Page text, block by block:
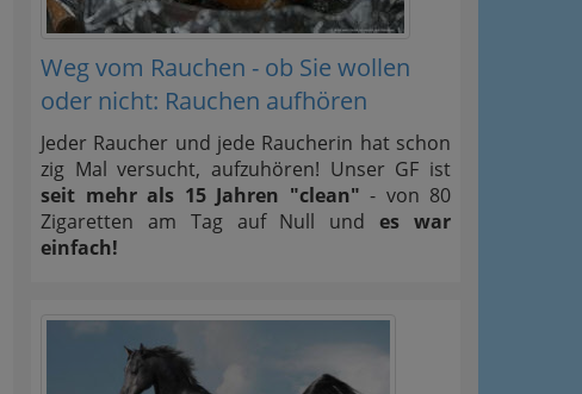
Weg vom Rauchen - ob Sie wollen
oder nicht: Rauchen aufhören
Jeder Raucher und jede Raucherin hat schon
zig Mal versucht, aufzuhören! Unser GF ist
seit mehr als 15 Jahren "clean" - von 80
Zigaretten am Tag auf Null undes war
einfach!